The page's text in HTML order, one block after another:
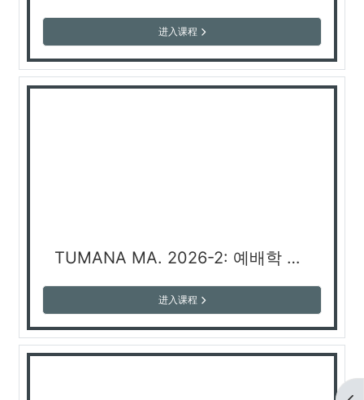
进入课程
TUMANA MA. 2026-2: 예배학 개론 Introduction to Christian Worship (김승리 교수)
进入课程